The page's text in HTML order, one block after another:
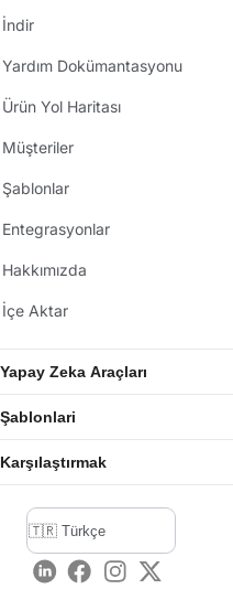
İndir
Yardım Dokümantasyonu
Ürün Yol Haritası
Müşteriler
Şablonlar
Entegrasyonlar
Hakkımızda
İçe Aktar
Yapay Zeka Araçları
Şablonlari
Karşılaştırmak
LinkedInFacebook
Instagram
Twitter